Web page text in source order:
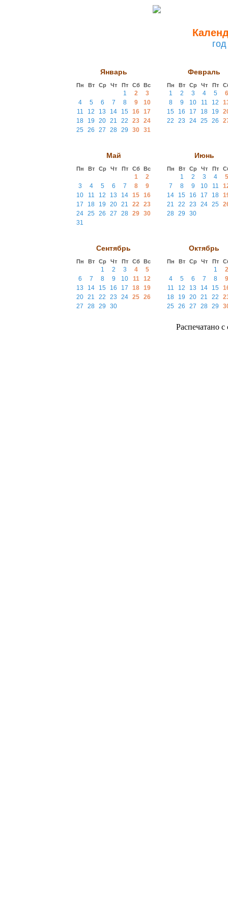
Январь
Пн Вт Ср Чт Пт Сб Вс
1 2
3
4
5 6 7 8 9
10
11
12 13 14 15 16 17
18
19 20 21 22 23 24
25
26 27 28 29 30 31
Февраль
Пн Вт Ср Чт Пт
1 2 3 4 5
6
8
9 10 11 12
15
16 17 18 19
22
23 24 25 26
Май
Пн Вт Ср Чт Пт Сб Вс
1
2
3
4 5 6 7 8
9
10
11 12 13 14 15 16
17
18 19 20 21 22 23
24 25 26 27 28 29 30
31
Июнь
Пн Вт Ср Чт Пт
1 2 3 4
5
7
8 9 10 11
14
15 16 17 18
21
22 23 24 25
28 29 30
Сентябрь
Пн Вт Ср Чт Пт Сб Вс
1 2 3 4
5
6
7 8 9 10 11
12
13
14 15 16 17 18 19
20 21 22 23 24 25 26
27
28 29 30
Октябрь
Пн Вт Ср Чт Пт
1
2
4
5 6 7 8
9
11
12 13 14 15
18
19 20 21 22
25
26 27 28 29
Распечатано с